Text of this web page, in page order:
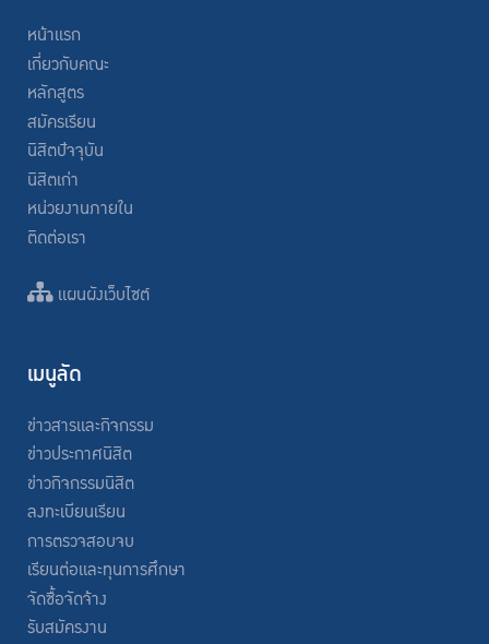
หน้าแรก
เกี่ยวกับคณะ
หลักสูตร
สมัครเรียน
นิสิตปัจจุบัน
นิสิตเก่า
หน่วยงานภายใน
ติดต่อเรา
แผนผังเว็บไซต์
เมนูลัด
ข่าวสารและกิจกรรม
ข่าวประกาศนิสิต
ข่าวกิจกรรมนิสิต
ลงทะเบียนเรียน
การตรวจสอบจบ
เรียนต่อและทุนการศึกษา
จัดซื้อจัดจ้าง
รับสมัครงาน